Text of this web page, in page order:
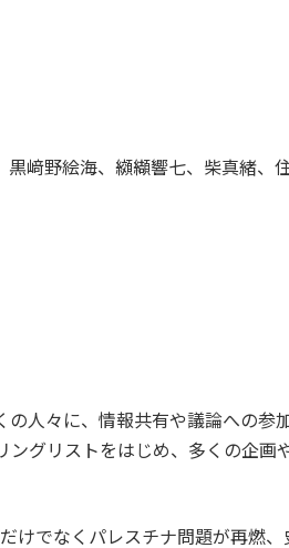
﨑野絵海、纐纈響七、柴真緒、
人々に、情報共有や議論への参
グリストをはじめ、多くの企画
けでなくパレスチナ問題が再燃、